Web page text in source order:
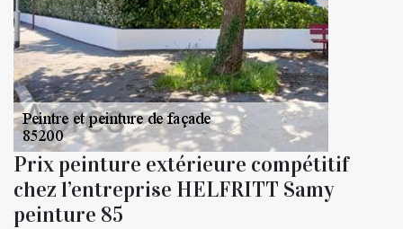
Prix peinture extérieure compétitif
chez l’entreprise HELFRITT Samy
peinture 85